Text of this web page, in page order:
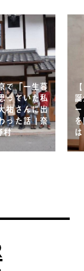
で「一生暮
っていた私
祐さんに出
った話 | 奈
村